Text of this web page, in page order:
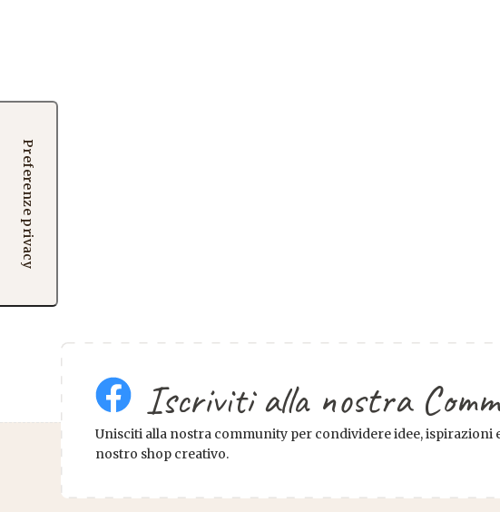
Iscriviti alla nostra
Unisciti alla nostra community per condividere idee, ispirazioni
nostro shop creativo.